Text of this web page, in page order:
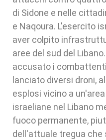
di Sidone e nelle
e Naqoura. L'esercito
aver colpito
aree del sud del
accusato i
lanciato diversi droni,
esplosi vicino a
israeliane nel Libano
fuoco permanente,
dell'attuale tregua che